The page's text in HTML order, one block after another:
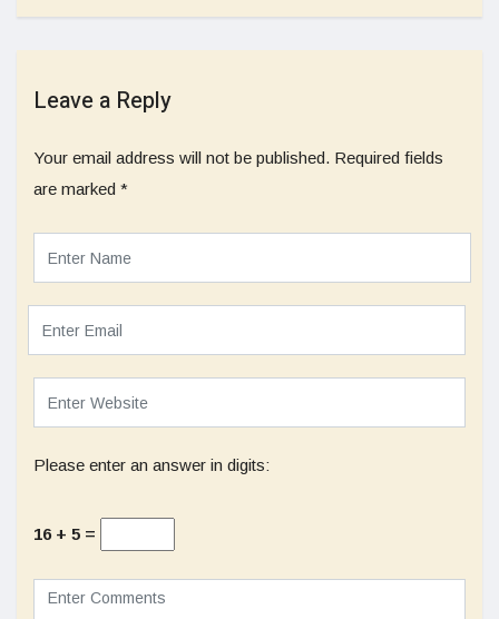
Leave a Reply
Your email address will not be published. Required fields
are marked *
Please enter an answer in digits:
16 + 5 =